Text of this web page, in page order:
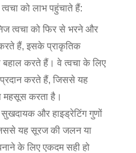
को लाभ पहुंचाते हैं:
त्वचा को फिर से भरने और
हैं, इसके प्राकृतिक
करते हैं। वे त्वचा के लिए
करते हैं, जिससे यह
महसूस करता है।
सुखदायक और हाइड्रेटिंग गुणों
यह सूरज की जलन या
के लिए एकदम सही हो